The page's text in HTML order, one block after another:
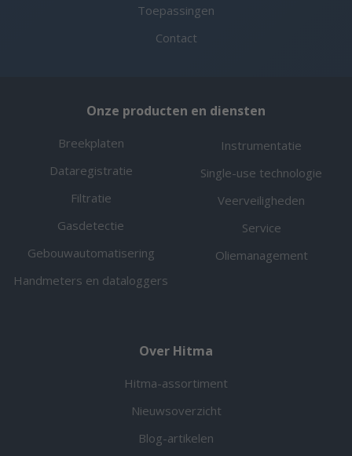
Toepassingen
Contact
Onze producten en diensten
Breekplaten
Dataregistratie
Filtratie
Gasdetectie
Gebouwautomatisering
Handmeters en dataloggers
Instrumentatie
Single-use technologie
Veerveiligheden
Service
Oliemanagement
Over Hitma
Hitma-assortiment
Nieuwsoverzicht
Blog-artikelen